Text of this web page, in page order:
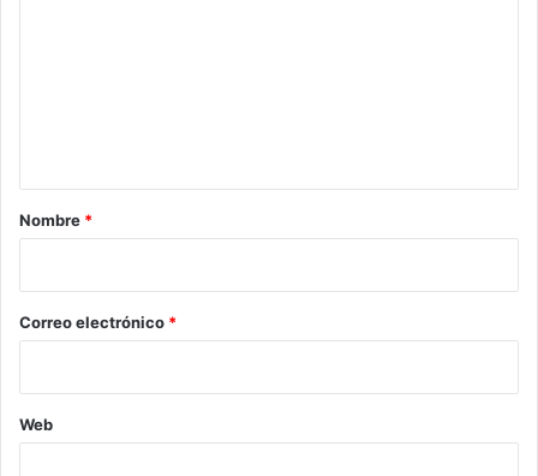
r
*
Nombre *
Correo electrónico *
Web